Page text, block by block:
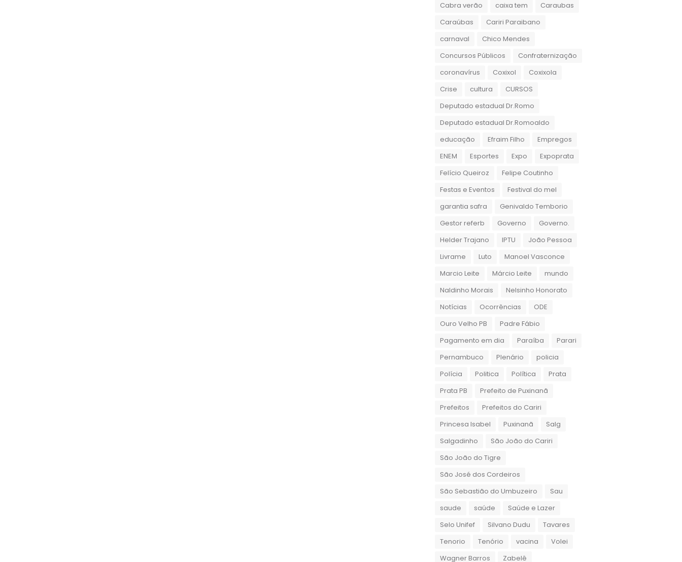
Cabra verão
caixa tem
Caraubas
Caraúbas
Cariri Paraibano
carnaval
Chico Mendes
Concursos Públicos
Confraternização
coronavírus
Coxixol
Coxixola
Crise
cultura
CURSOS
Deputado estadual Dr.Romo
Deputado estadual Dr.Romoaldo
educação
Efraim Filho
Empregos
ENEM
Esportes Expo
Expoprata
Felício Queiroz
Felipe Coutinho
Festas e Eventos
Festival do mel
garantia safra
Genivaldo Temborio
Gestor referb
Governo
Governo.
Helder Trajano
IPTU
João Pessoa
Livrame
Luto
Manoel Vasconce
Marcio Leite
Márcio Leite
mundo
Naldinho Morais
Nelsinho Honorato
Notícias
Ocorrências
ODE
Ouro Velho PB
Padre Fábio
Pagamento em dia
Paraíba
Parari
Pernambuco
Plenário
policia
Polícia
Politica Política
Prata
Prata PB
Prefeito de Puxinanã
Prefeitos
Prefeitos do Cariri
Princesa Isabel
Puxinanã
Salg
Salgadinho
São João do Cariri
São João do Tigre
São José dos Cordeiros
São Sebastião do Umbuzeiro
Sau
saude
saúde
Saúde e Lazer
Selo Unifef
Silvano Dudu
Tavares
Tenorio
Tenório vacina
Volei
Wagner Barros
Zabelê